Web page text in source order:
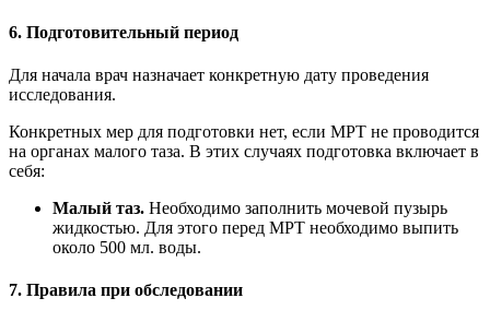
6. Подготовительный период
Для начала врач назначает конкретную дату проведения
исследования.
Конкретных мер для подготовки нет, если МРТ не проводится
на органах малого таза. В этих случаях подготовка включает в
себя:
Малый таз. Необходимо заполнить мочевой пузырь
жидкостью. Для этого перед МРТ необходимо выпить
около 500 мл. воды.
7. Правила при обследовании